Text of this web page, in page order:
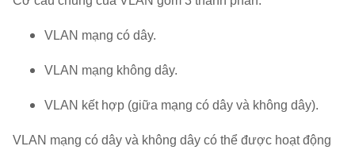
VLAN mạng có dây.
VLAN mạng không dây.
VLAN kết hợp (giữa mạng có dây và không dây).
VLAN mạng có dây và không dây có thể được hoạt động